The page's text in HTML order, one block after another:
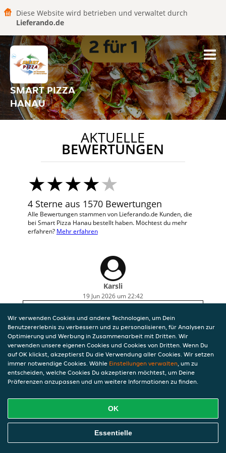
Diese Website wird betrieben und verwaltet durch
Lieferando.de
SMART PIZZA
HANAU
AKTUELLE
BEWERTUNGEN
4 Sterne aus 1570 Bewertungen
Alle Bewertungen stammen von Lieferando.de Kunden, die
bei Smart Pizza Hanau bestellt haben. Möchtest du mehr
erfahren? Mehr erfahren
Karsli
19 Jun 2026 um 22:42
in der Pizza Knoblauch drin. Einfach umsonst 8€
mehr ausgegeben. Der Pizzateig war an einigen
Stellen noch überhaupt nicht durch. Smart Pizza
ist für mich durch
Wir verwenden Cookies und andere Technologien, um Dein
Benutzererlebnis zu verbessern und zu personalisieren, für Analysen zur
Optimierung und Werbung in Zusammenarbeit mit Dritten. Wir
verwenden unsere eigenen Cookies und Cookies von Dritten. Wenn Du
auf OK klickst, akzeptierst Du die Verwendung aller Cookies. Wir setzen
immer notwendige Cookies. Wähle Einstellungen verwalten, um zu
entscheiden, welche Cookies Du akzeptieren möchtest, um Deine
Präferenzen anzupassen und um weitere Informationen zu finden.
OK
Essentielle